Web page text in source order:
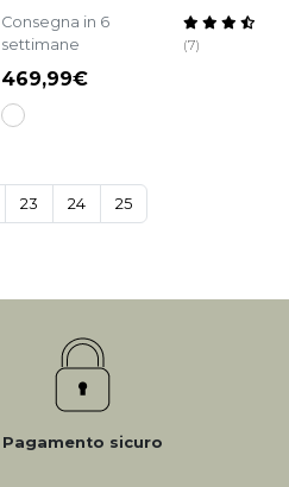
chiaro L90-130 LEENA
Consegna in 6
settimane
(7)
469,99
23 24 25
Pagamento sicuro